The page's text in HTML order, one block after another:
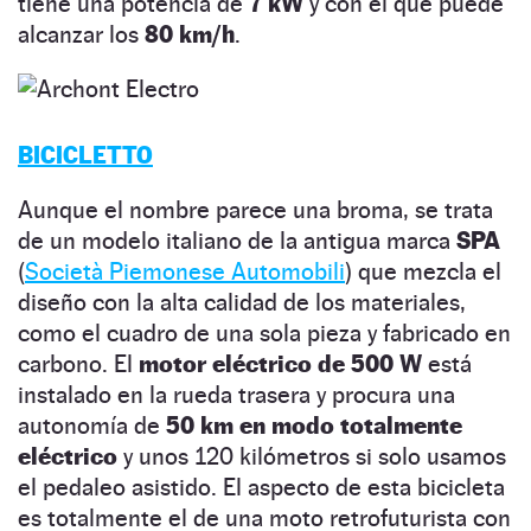
alcanzar los 80 km/h.
BICICLETTO
Aunque el nombre parece una broma, se trata
de un modelo italiano de la antigua marca SPA
(Società Piemonese Automobili) que mezcla el
diseño con la alta calidad de los materiales,
como el cuadro de una sola pieza y fabricado en
carbono. El motor eléctrico de 500 W está
instalado en la rueda trasera y procura una
autonomía de 50 km en modo totalmente
eléctrico y unos 120 kilómetros si solo usamos
el pedaleo asistido. El aspecto de esta bicicleta
es totalmente el de una moto retrofuturista con